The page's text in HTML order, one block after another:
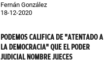
Fernán González
18-12-2020
PODEMOS CALIFICA DE "ATENTADO A
LA DEMOCRACIA" QUE EL PODER
JUDICIAL NOMBRE JUECES